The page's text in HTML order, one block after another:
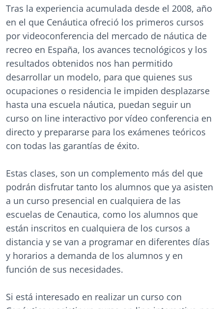
Tras la experiencia acumulada desde el 2008, año
en el que Cenáutica ofreció los primeros cursos
por videoconferencia del mercado de náutica de
recreo en España, los avances tecnológicos y los
resultados obtenidos nos han permitido
desarrollar un modelo, para que quienes sus
ocupaciones o residencia le impiden desplazarse
hasta una escuela náutica, puedan seguir un
curso on line interactivo por vídeo conferencia en
directo y prepararse para los exámenes teóricos
con todas las garantías de éxito.
Estas clases, son un complemento más del que
podrán disfrutar tanto los alumnos que ya asisten
a un curso presencial en cualquiera de las
escuelas de Cenautica, como los alumnos que
están inscritos en cualquiera de los cursos a
distancia y se van a programar en diferentes días
y horarios a demanda de los alumnos y en
función de sus necesidades.
Si está interesado en realizar un curso con